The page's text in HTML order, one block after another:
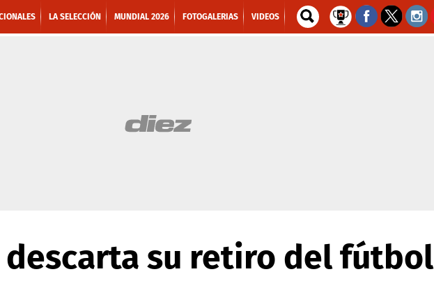
LA SELECCIÓN MUNDIAL 2026 FOTOGALERIAS VIDEOS
su retiro del fútbol